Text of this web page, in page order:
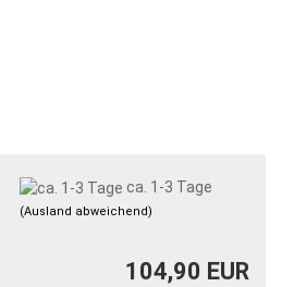
ca. 1-3 Tage
(Ausland abweichend)
104,90 EUR